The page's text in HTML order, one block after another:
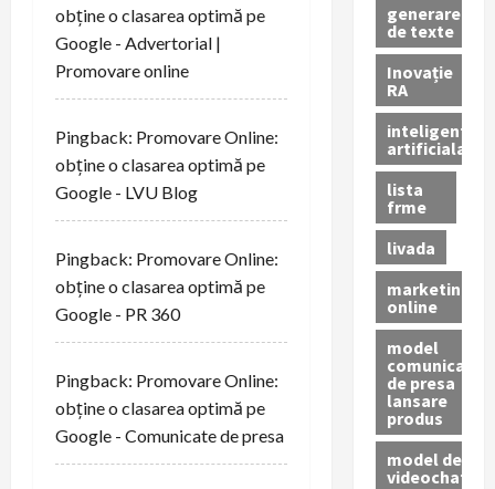
obține o clasarea optimă pe
Google - Advertorial |
Promovare online
Pingback: Promovare Online:
obține o clasarea optimă pe
Google - LVU Blog
Pingback: Promovare Online:
obține o clasarea optimă pe
Google - PR 360
Pingback: Promovare Online:
obține o clasarea optimă pe
Google - Comunicate de presa
generare
de texte
Inovație
RA
inteligenta
artificiala
lista
frme
livada
marketing
online
model
comunicat
de presa
lansare
produs
model de
videochat